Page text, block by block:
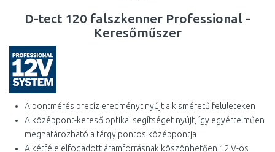
D-tect 120 falszkenner Professional -
Keresőműszer
A pontmérés precíz eredményt nyújt a kisméretű felületeken
A középpont-kereső optikai segítséget nyújt, így egyértelműen
meghatározható a tárgy pontos középpontja
A kétféle elfogadott áramforrásnak köszönhetően 12 V-os